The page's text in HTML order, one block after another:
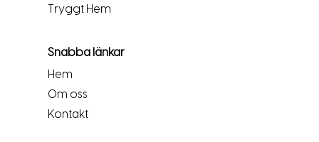
Tryggt Hem
Snabba länkar
Hem
Om oss
Kontakt